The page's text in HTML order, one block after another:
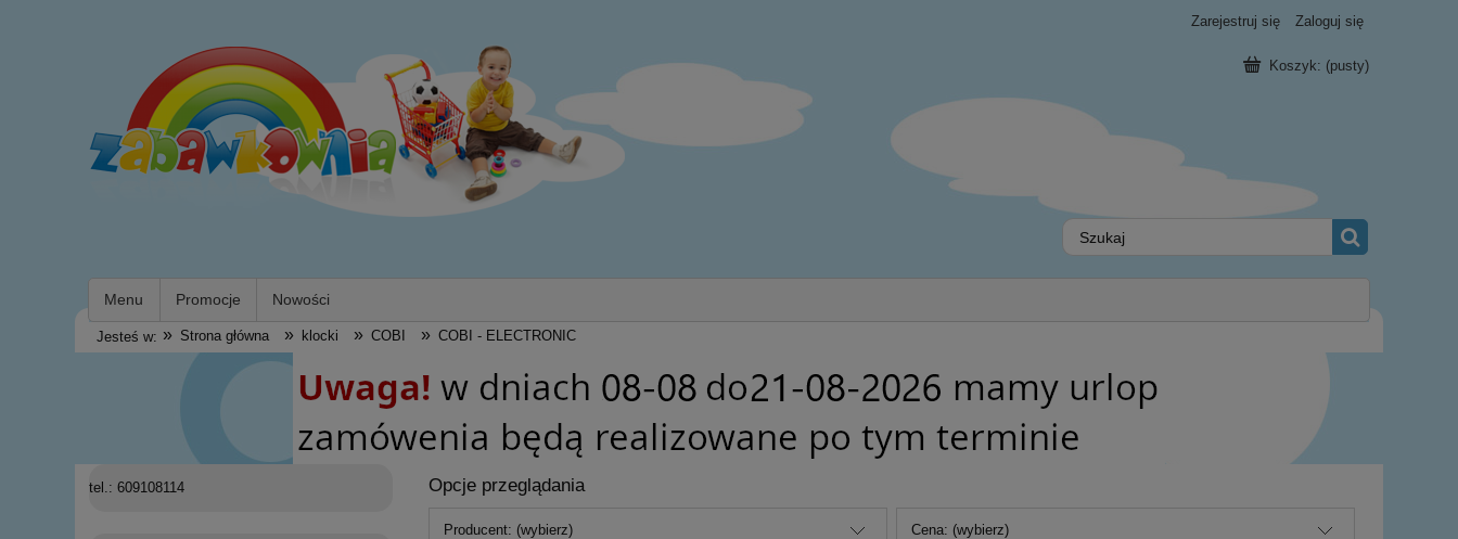
Zarejestruj się Zaloguj się
Koszyk: (pusty)
Menu Promocje Nowości
Jesteś w: » Strona główna » klocki » COBI » COBI - ELECTRONIC
tel.: 609108114 Opcje przeglądania
Producent: (wybierz) Cena: (wybierz)